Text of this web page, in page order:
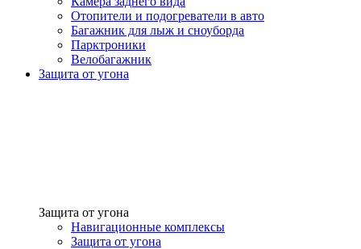
Отопители и подогреватели в авто
Багажник для лыж и сноуборда
Парктроники
Велобагажник
Защита от угона
Защита от угона
Навигационные комплексы
Защита от угона